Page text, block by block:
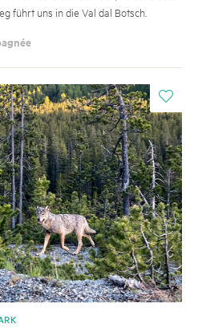
führt uns in die Val dal Botsch.
i